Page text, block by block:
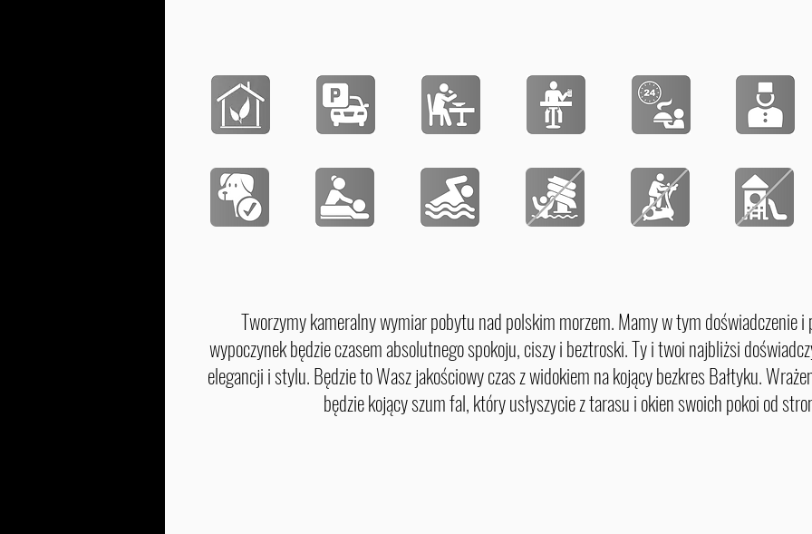
Tworzymy kameralny wymiar pobytu nad polskim morzem. Mamy w tym doświadczenie
wypoczynek będzie czasem absolutnego spokoju, ciszy i beztroski. Ty i twoi najbliżsi
elegancji i stylu. Będzie to Wasz jakościowy czas z widokiem na kojący bezkres Bałtyku.
będzie kojący szum fal, który usłyszycie z tarasu i okien swoich pokoi od